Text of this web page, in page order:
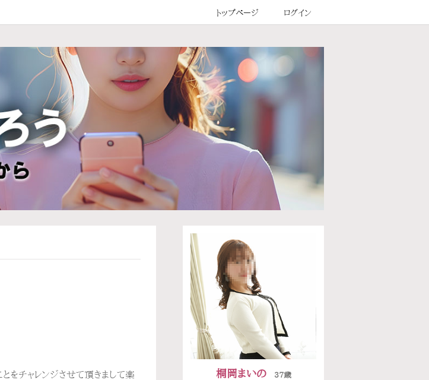
トップページ ログイン
をチャレンジさせて頂きまして楽
桐岡まいの
37歳